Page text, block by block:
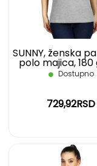
SUNNY, ženska
polo majica,
pepeljasta,
Dostupno
729,92RSD